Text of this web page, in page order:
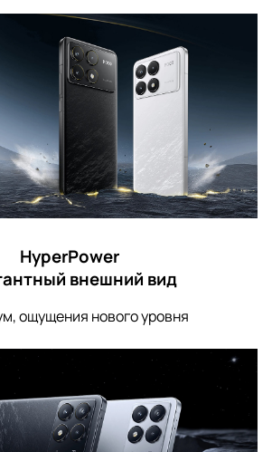
HyperPower
внешний вид
ощущения нового уровня